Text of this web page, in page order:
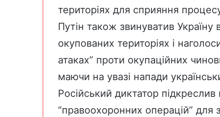
територіях для сприяння процесу
Путін також звинуватив
окупованих територіях і
атаках” проти окупаційних
маючи на увазі напади
Російський диктатор
“правоохоронних операцій” для